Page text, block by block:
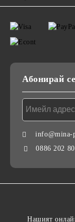
Абонирай
info@mina-
0886 202
Нашият